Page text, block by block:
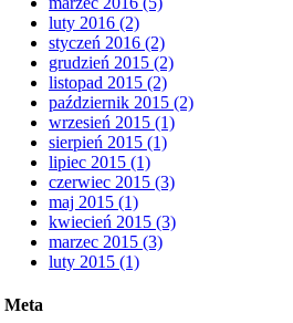
luty 2016 (2)
styczeń 2016 (2)
grudzień 2015 (2)
listopad 2015 (2)
październik 2015 (2)
wrzesień 2015 (1)
sierpień 2015 (1)
lipiec 2015 (1)
czerwiec 2015 (3)
maj 2015 (1)
kwiecień 2015 (3)
marzec 2015 (3)
luty 2015 (1)
Meta